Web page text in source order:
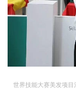
世界技能大赛美发项